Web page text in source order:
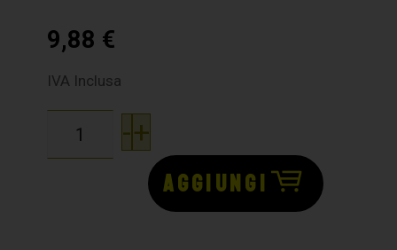
9,88 €
IVA Inclusa
-+
AGGIUNGI